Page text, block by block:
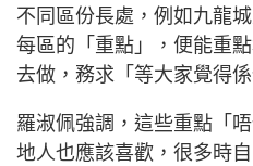
不同區份長處，例如九龍
每區的「重點」，便能重
去做，務求「等大家覺得
羅淑佩強調，這些重點「
地人也應該喜歡，很多時